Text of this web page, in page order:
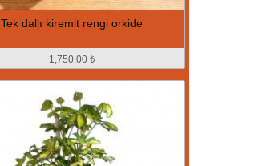
Tek dallı kiremit rengi orkide
1,750.00 ₺